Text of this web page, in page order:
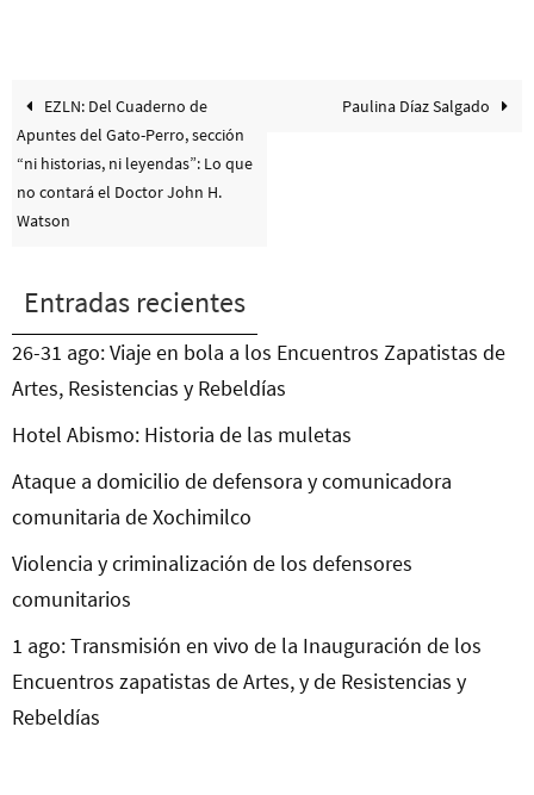
EZLN: Del Cuaderno de
Apuntes del Gato-Perro, sección
“ni historias, ni leyendas”: Lo que
no contará el Doctor John H.
Watson
Paulina Díaz Salgado
Entradas recientes
26-31 ago: Viaje en bola a los Encuentros Zapatistas de
Artes, Resistencias y Rebeldías
Hotel Abismo: Historia de las muletas
Ataque a domicilio de defensora y comunicadora
comunitaria de Xochimilco
Violencia y criminalización de los defensores
comunitarios
1 ago: Transmisión en vivo de la Inauguración de los
Encuentros zapatistas de Artes, y de Resistencias y
Rebeldías